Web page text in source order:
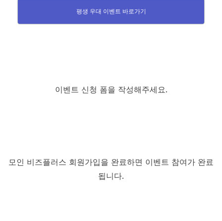
평생 우대 이벤트 바로가기
이벤트 신청 폼을 작성해주세요.
모인 비즈플러스 회원가입을 완료하면 이벤트 참여가 완료
됩니다.